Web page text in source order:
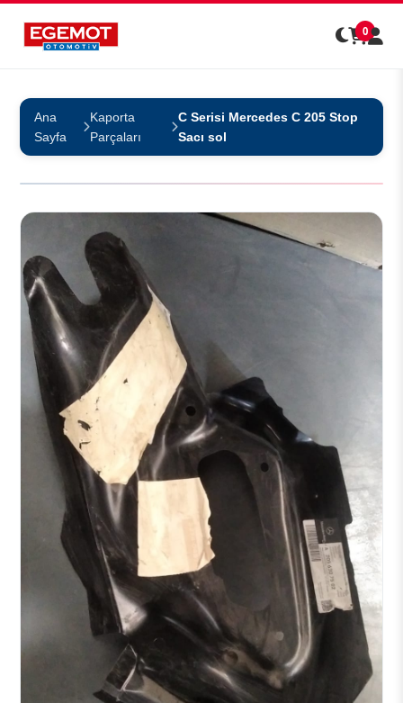
0
Ana
Sayfa
Kaporta
Parçaları
C Serisi Mercedes C 205 Stop
Sacı sol